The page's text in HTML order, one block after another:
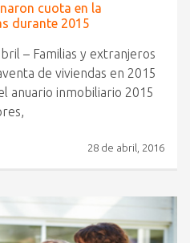
cuota en la
durante 2015
– Familias y extranjeros
de viviendas en 2015
anuario inmobiliario 2015
28 de abril, 2016